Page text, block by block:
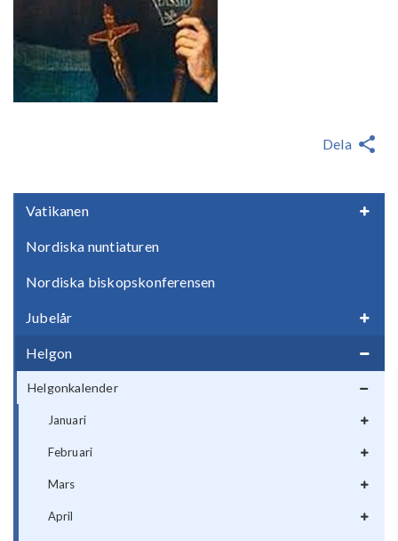
Vatikanen
Nordiska nuntiaturen
Nordiska biskopskonferensen
Jubelår
Helgon
Helgonkalender
Januari
Februari
Mars
April
Dela